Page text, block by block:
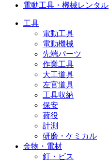
電動工具・機械レンタル
工具
電動工具
電動機械
先端パーツ
作業工具
大工道具
左官道具
工具収納
保安
荷役
計測
研磨・ケミカル
金物・電材
釘・ビス